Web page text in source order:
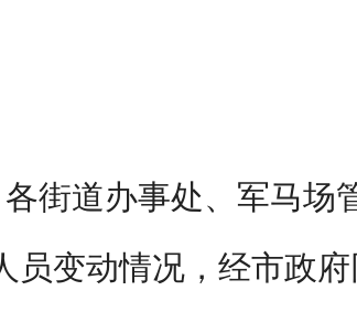
街道办事处、军马场
员变动情况，经市政